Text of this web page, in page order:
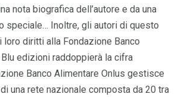
nota biografica dell’autore e da una
speciale… Inoltre, gli autori di questo
loro diritti alla Fondazione Banco
edizioni raddoppierà la cifra
Banco Alimentare Onlus gestisce
una rete nazionale composta da 20 tra